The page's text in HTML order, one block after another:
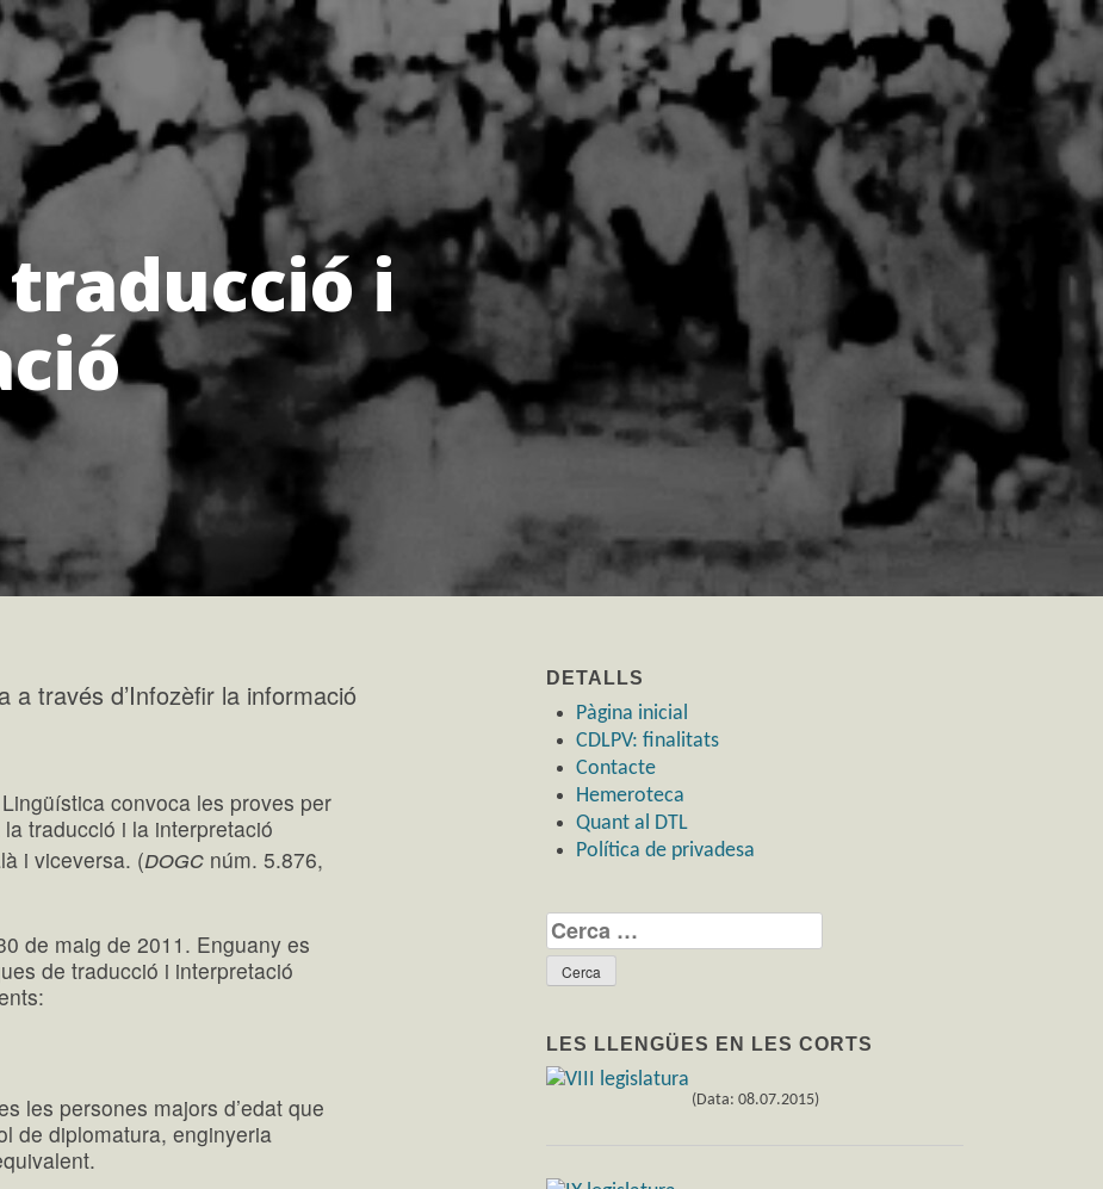
i
a través d’Infozèfir la informació
convoca les proves per
traducció i la interpretació
i viceversa. (dogc núm. 5.876,
de maig de 2011. Enguany es
de traducció i interpretació
les persones majors d’edat que
de diplomatura, enginyeria
DETALLS
Pàgina inicial
CDLPV: finalitats
Contacte
Hemeroteca
Quant al DTL
Política de privadesa
Cerca:
LES LLENGÜES EN LES CORTS
(Data: 08.07.2015)